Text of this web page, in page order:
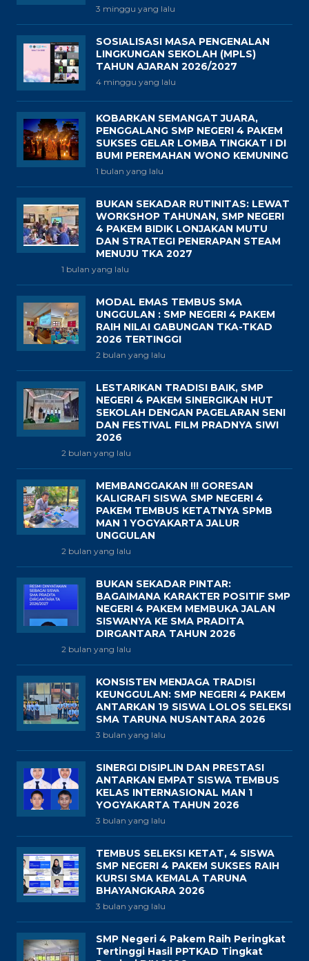
3 minggu yang lalu
SOSIALISASI MASA PENGENALAN
LINGKUNGAN SEKOLAH (MPLS)
TAHUN AJARAN 2026/2027
4 minggu yang lalu
KOBARKAN SEMANGAT JUARA,
PENGGALANG SMP NEGERI 4 PAKEM
SUKSES GELAR LOMBA TINGKAT I DI
BUMI PEREMAHAN WONO KEMUNING
1 bulan yang lalu
BUKAN SEKADAR RUTINITAS: LEWAT
WORKSHOP TAHUNAN, SMP NEGERI
4 PAKEM BIDIK LONJAKAN MUTU
DAN STRATEGI PENERAPAN STEAM
MENUJU TKA 2027
1 bulan yang lalu
MODAL EMAS TEMBUS SMA
UNGGULAN : SMP NEGERI 4 PAKEM
RAIH NILAI GABUNGAN TKA-TKAD
2026 TERTINGGI
2 bulan yang lalu
LESTARIKAN TRADISI BAIK, SMP
NEGERI 4 PAKEM SINERGIKAN HUT
SEKOLAH DENGAN PAGELARAN SENI
DAN FESTIVAL FILM PRADNYA SIWI
2026
2 bulan yang lalu
MEMBANGGAKAN !!! GORESAN
KALIGRAFI SISWA SMP NEGERI 4
PAKEM TEMBUS KETATNYA SPMB
MAN 1 YOGYAKARTA JALUR
UNGGULAN
2 bulan yang lalu
BUKAN SEKADAR PINTAR:
BAGAIMANA KARAKTER POSITIF SMP
NEGERI 4 PAKEM MEMBUKA JALAN
SISWANYA KE SMA PRADITA
DIRGANTARA TAHUN 2026
2 bulan yang lalu
KONSISTEN MENJAGA TRADISI
KEUNGGULAN: SMP NEGERI 4 PAKEM
ANTARKAN 19 SISWA LOLOS SELEKSI
SMA TARUNA NUSANTARA 2026
3 bulan yang lalu
SINERGI DISIPLIN DAN PRESTASI
ANTARKAN EMPAT SISWA TEMBUS
KELAS INTERNASIONAL MAN 1
YOGYAKARTA TAHUN 2026
3 bulan yang lalu
TEMBUS SELEKSI KETAT, 4 SISWA
SMP NEGERI 4 PAKEM SUKSES RAIH
KURSI SMA KEMALA TARUNA
BHAYANGKARA 2026
3 bulan yang lalu
SMP Negeri 4 Pakem Raih Peringkat
Tertinggi Hasil PPTKAD Tingkat